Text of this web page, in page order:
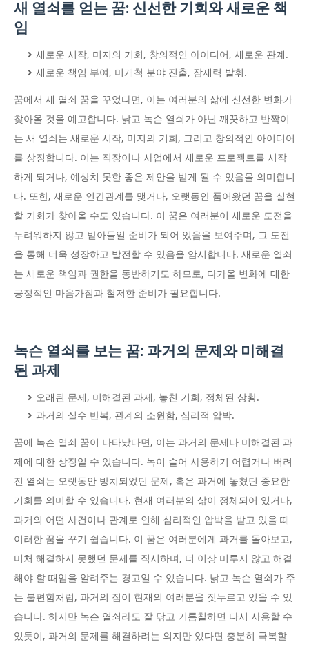
새 열쇠를 얻는 꿈: 신선한 기회와 새로운 책
임
새로운 시작, 미지의 기회, 창의적인 아이디어, 새로운 관계.
새로운 책임 부여, 미개척 분야 진출, 잠재력 발휘.
꿈에서 새 열쇠 꿈을 꾸었다면, 이는 여러분의 삶에 신선한 변화가
찾아올 것을 예고합니다. 낡고 녹슨 열쇠가 아닌 깨끗하고 반짝이
는 새 열쇠는 새로운 시작, 미지의 기회, 그리고 창의적인 아이디어
를 상징합니다. 이는 직장이나 사업에서 새로운 프로젝트를 시작
하게 되거나, 예상치 못한 좋은 제안을 받게 될 수 있음을 의미합니
다. 또한, 새로운 인간관계를 맺거나, 오랫동안 품어왔던 꿈을 실현
할 기회가 찾아올 수도 있습니다. 이 꿈은 여러분이 새로운 도전을
두려워하지 않고 받아들일 준비가 되어 있음을 보여주며, 그 도전
을 통해 더욱 성장하고 발전할 수 있음을 암시합니다. 새로운 열쇠
는 새로운 책임과 권한을 동반하기도 하므로, 다가올 변화에 대한
긍정적인 마음가짐과 철저한 준비가 필요합니다.
녹슨 열쇠를 보는 꿈: 과거의 문제와 미해결
된 과제
오래된 문제, 미해결된 과제, 놓친 기회, 정체된 상황.
과거의 실수 반복, 관계의 소원함, 심리적 압박.
꿈에 녹슨 열쇠 꿈이 나타났다면, 이는 과거의 문제나 미해결된 과
제에 대한 상징일 수 있습니다. 녹이 슬어 사용하기 어렵거나 버려
진 열쇠는 오랫동안 방치되었던 문제, 혹은 과거에 놓쳤던 중요한
기회를 의미할 수 있습니다. 현재 여러분의 삶이 정체되어 있거나,
과거의 어떤 사건이나 관계로 인해 심리적인 압박을 받고 있을 때
이러한 꿈을 꾸기 쉽습니다. 이 꿈은 여러분에게 과거를 돌아보고,
미처 해결하지 못했던 문제를 직시하며, 더 이상 미루지 않고 해결
해야 할 때임을 알려주는 경고일 수 있습니다. 낡고 녹슨 열쇠가 주
는 불편함처럼, 과거의 짐이 현재의 여러분을 짓누르고 있을 수 있
습니다. 하지만 녹슨 열쇠라도 잘 닦고 기름칠하면 다시 사용할 수
있듯이, 과거의 문제를 해결하려는 의지만 있다면 충분히 극복할